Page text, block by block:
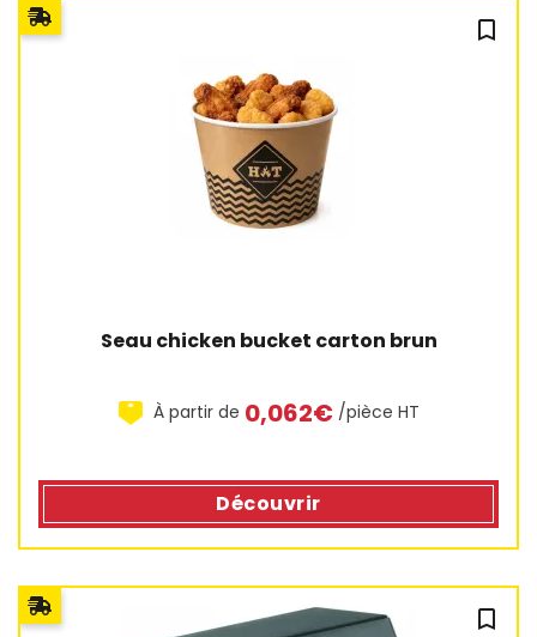
bookmark_outline
Seau chicken bucket carton brun
À partir de 0,062€ /pièce HT
Découvrir
bookmark_outline